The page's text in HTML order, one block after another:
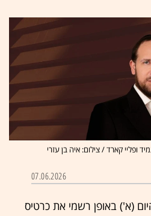
ופליי קארד / צילום: איה בן עזרי
07.06.2026
(א') באופן רשמי את כרטיס